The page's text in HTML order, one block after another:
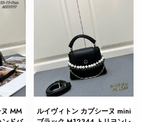
MM
ルイヴィトン カプシーヌ mini